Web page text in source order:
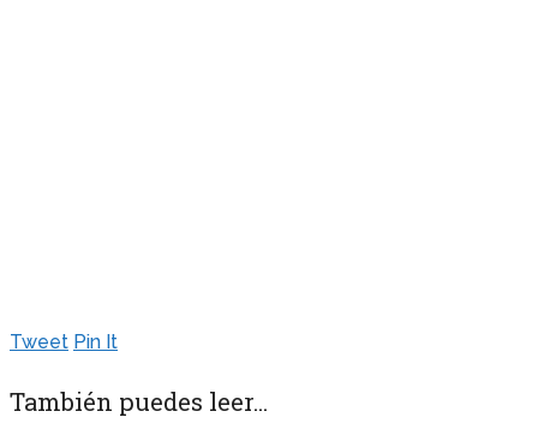
Tweet Pin It
También puedes leer...